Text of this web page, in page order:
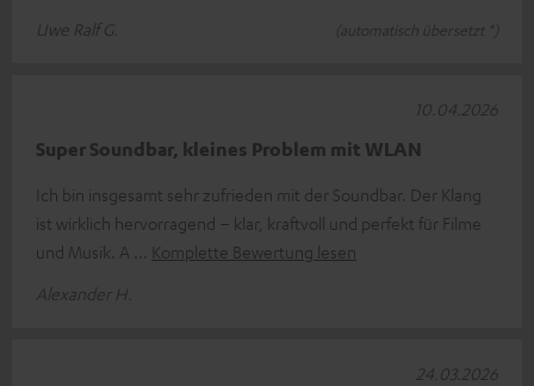
Uwe Ralf G.
(automatisch übersetzt *)
Super Soundbar, kleines Problem mit WLAN
Ich bin insgesamt sehr zufrieden mit der Soundbar. Der Klang
ist wirklich hervorragend – klar, kraftvoll und perfekt für Filme
und Musik. A
Komplette Bewertung lesen
Alexander H.
10.04.2026
24.03.2026